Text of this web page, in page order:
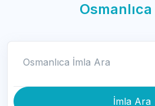
Osmanlıca
İmla Ara